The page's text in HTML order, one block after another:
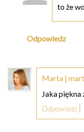
to że
Odpowiedz
Marta |
Jaka piękna
Odpowiedz